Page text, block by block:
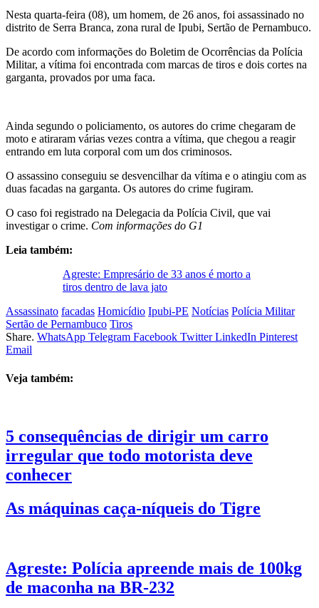
Nesta quarta-feira (08), um homem, de 26 anos, foi assassinado no
distrito de Serra Branca, zona rural de Ipubi, Sertão de Pernambuco.
De acordo com informações do Boletim de Ocorrências da Polícia
Militar, a vítima foi encontrada com marcas de tiros e dois cortes na
garganta, provados por uma faca.
Ainda segundo o policiamento, os autores do crime chegaram de
moto e atiraram várias vezes contra a vítima, que chegou a reagir
entrando em luta corporal com um dos criminosos.
O assassino conseguiu se desvencilhar da vítima e o atingiu com as
duas facadas na garganta. Os autores do crime fugiram.
O caso foi registrado na Delegacia da Polícia Civil, que vai
investigar o crime. Com informações do G1
Leia também:
Agreste: Empresário de 33 anos é morto a
tiros dentro de lava jato
Assassinato facadas Homicídio Ipubi-PE Notícias Polícia Militar
Sertão de Pernambuco Tiros
Share. WhatsApp Telegram Facebook Twitter LinkedIn Pinterest
Email
Veja também:
5 consequências de dirigir um carro
irregular que todo motorista deve
conhecer
As máquinas caça-níqueis do Tigre
Agreste: Polícia apreende mais de 100kg
de maconha na BR-232